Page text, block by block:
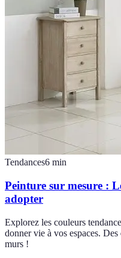
Tendances6 min
Peinture sur mesure :
adopter
Explorez les couleurs
donner vie à vos espaces.
murs !